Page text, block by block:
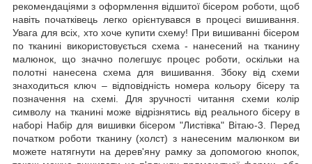
рекомендаціями з оформлення відшитої бісером роботи, щоб
навіть початківець легко орієнтувався в процесі вишивання.
Увага для всіх, хто хоче купити схему! При вишиванні бісером
по тканині використовується схема - нанесений на тканину
малюнок, що значно полегшує процес роботи, оскільки на
полотні нанесена схема для вишивання. Збоку від схеми
знаходиться ключ – відповідність номера кольору бісеру та
позначення на схемі. Для зручності читання схеми колір
символу на тканині може відрізнятись від реального бісеру в
наборі Набір для вишивки бісером "Листівка" Вітаю-3. Перед
початком роботи тканину (холст) з нанесеним малюнком ви
можете натягнути на дерев'яну рамку за допомогою кнопок,